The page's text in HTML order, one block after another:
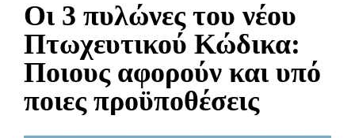
Οι 3 πυλώνες του νέου
Πτωχευτικού Κώδικα:
Ποιους αφορούν και υπό
ποιες προϋποθέσεις